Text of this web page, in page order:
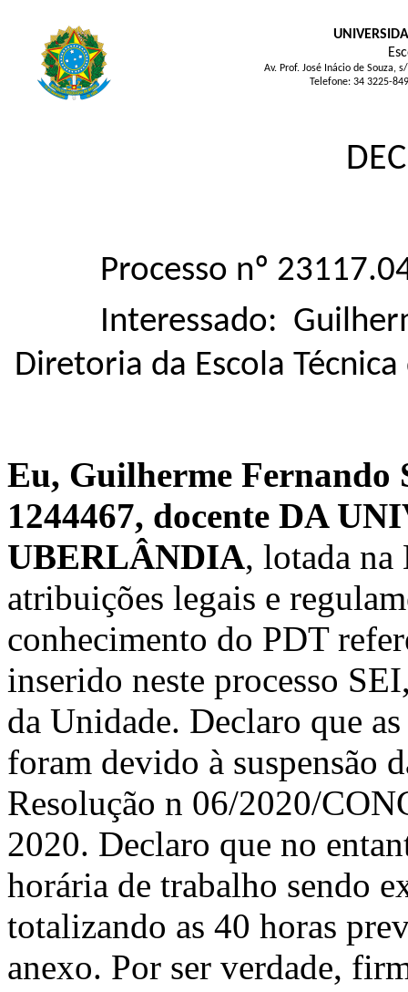
Av. Prof. José Inácio de Souza,
Telefone: 34 3225-
Processo nº
Interessado:
Diretoria da Escola
Eu, Guilherme Fernando
1244467, docente DA
UBERLÂNDIA, lotada na
atribuições legais e
conhecimento do PDT
inserido neste processo
da Unidade. Declaro que
foram devido à suspensão
Resolução n 06/2020/
2020. Declaro que no
horária de trabalho sendo
totalizando as 40 horas
anexo. Por ser verdade,